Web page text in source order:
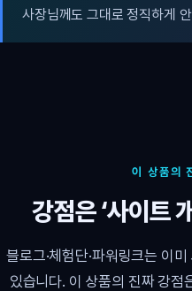
사장님께도 그대로 정직하게
이 상품의
강점은 ‘사이트
블로그·체험단·파워링크는 이
있습니다. 이 상품의 진짜 강점